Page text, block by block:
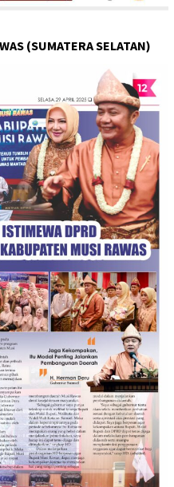
(SUMATERA SELATAN)